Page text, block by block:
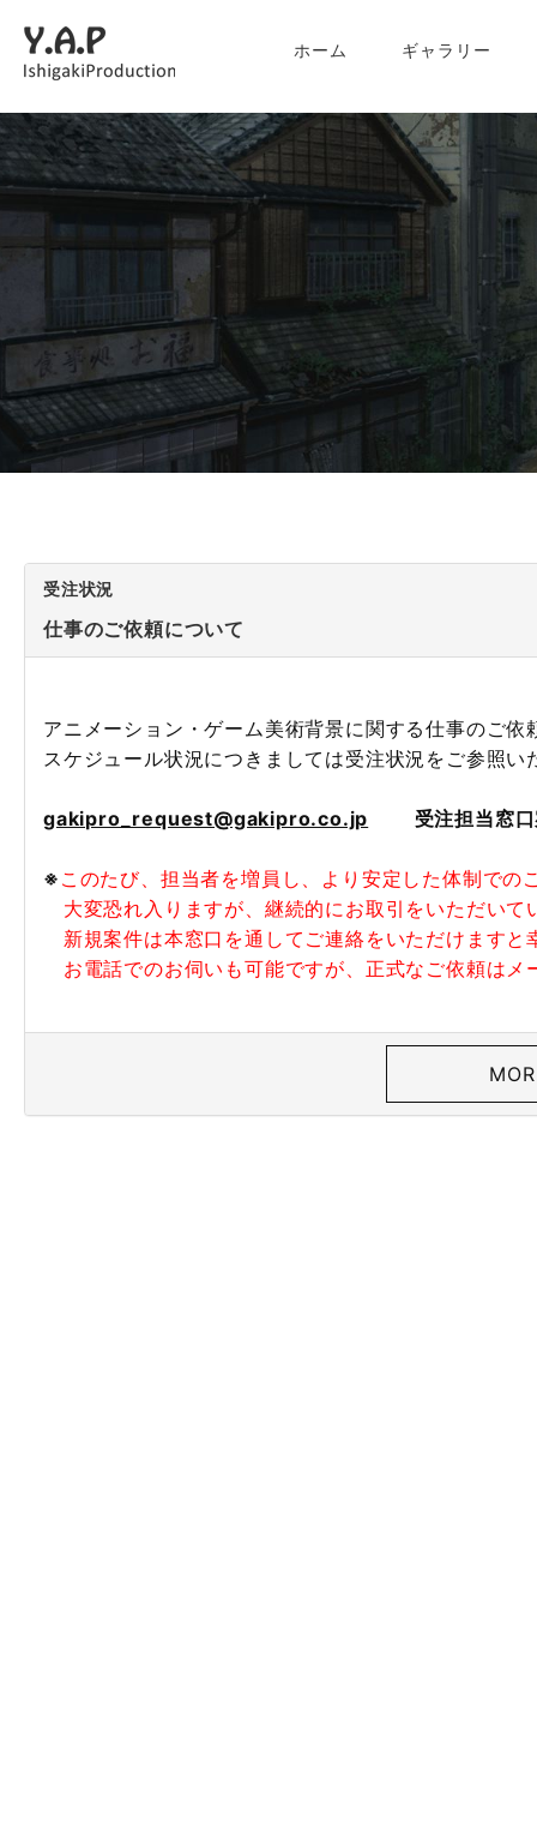
ホーム ギャラリー
受注状況
仕事のご依頼について
アニメーション・ゲーム美術背景に関する仕事のご依
スケジュール状況につきましては受注状況をご参照
gakipro_request@gakipro.co.jp 受注担当窓
※ このたび、担当者を増員し、より安定した体制での
大変恐れ入りますが、継続的にお取引をいただいて
新規案件は本窓口を通してご連絡をいただけますと
お電話でのお伺いも可能ですが、正式なご依頼はメ